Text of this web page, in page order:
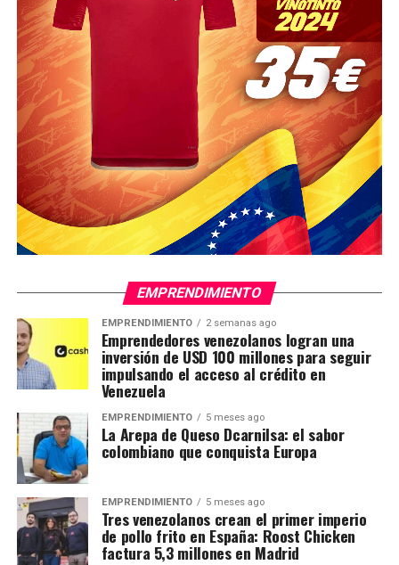
EMPRENDIMIENTO
EMPRENDIMIENTO 2 semanas ago
Emprendedores venezolanos logran una
inversión de USD 100 millones para seguir
impulsando el acceso al crédito en
Venezuela
EMPRENDIMIENTO 5 meses ago
La Arepa de Queso Dcarnilsa: el sabor
colombiano que conquista Europa
EMPRENDIMIENTO 5 meses ago
Tres venezolanos crean el primer imperio
de pollo frito en España: Roost Chicken
factura 5,3 millones en Madrid